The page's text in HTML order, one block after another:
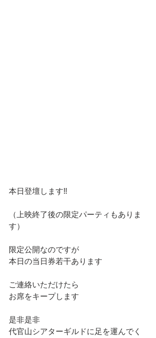
本日登壇します‼️
（上映終了後の限定パーティもありま
す）
限定公開なのですが
本日の当日券若干あります
ご連絡いただけたら
お席をキープします
是非是非
代官山シアターギルドに足を運んでく